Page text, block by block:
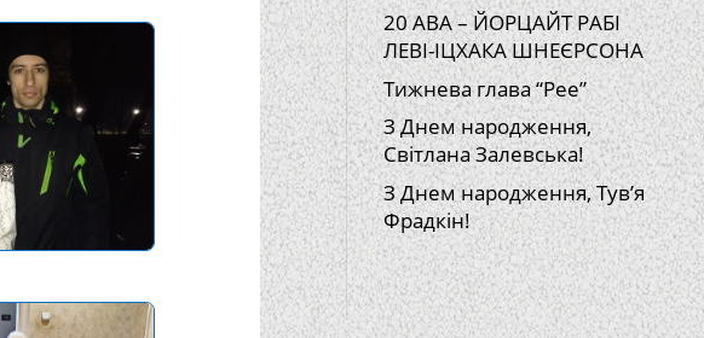
20 АВА – ЙОРЦАЙТ РАБІ
ЛЕВІ-ІЦХАКА ШНЕЄРСОНА
Тижнева глава “Рее”
З Днем народження,
Світлана Залевська!
З Днем народження, Тув’я
Фрадкін!